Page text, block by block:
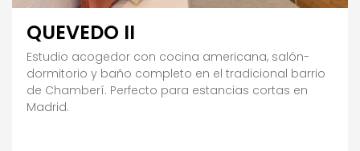
QUEVEDO II
Estudio acogedor con cocina americana, salón-
dormitorio y baño completo en el tradicional barrio
de Chamberí. Perfecto para estancias cortas en
Madrid.